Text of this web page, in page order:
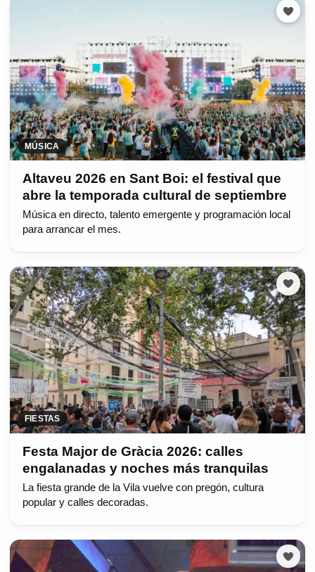
MÚSICA
Altaveu 2026 en Sant Boi: el festival que
abre la temporada cultural de septiembre
Música en directo, talento emergente y programación local
para arrancar el mes.
FIESTAS
Festa Major de Gràcia 2026: calles
engalanadas y noches más tranquilas
La fiesta grande de la Vila vuelve con pregón, cultura
popular y calles decoradas.